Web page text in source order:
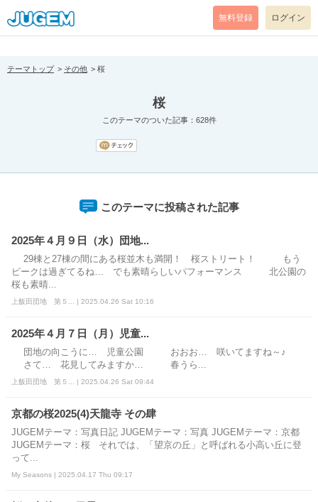
[pear_error: message="Success" code=0 mode=return level=notice
prefix="" info=""]
無料登録 ログイン
テーマトップ その他 桜
桜
このテーマのついた記事：628件
このテーマに投稿された記事
2025年４月９日（水）団地...
29棟と27棟の間にある桜並木も満開！ 桜ストリート！ もう
ピークは過ぎてるね… でも素晴らしいパフォーマンス 北公園の
桜も素晴...
上飯田団地 第５... | 2025.04.26 Sat 10:16
2025年４月７日（月）児童...
団地の向こうに… 児童公園 おおお… 咲いてますね～♪
さて… 花見してみますか… 春うら...
上飯田団地 第５... | 2025.04.26 Sat 09:44
京都の桜2025(4)天龍寺 その肆
JUGEMテーマ：写真日記 JUGEMテーマ：写真 JUGEMテーマ：京都
JUGEMテーマ：桜 それでは、「望京の丘」と呼ばれる小高い丘に登
って...
My Seasons | 2025.04.17 Thu 09:17